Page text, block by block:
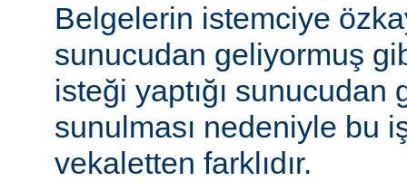
Belgelerin istemciye
sunucudan geliyormuş
isteği yaptığı sunucudan
sunulması nedeniyle bu
vekaletten farklıdır.